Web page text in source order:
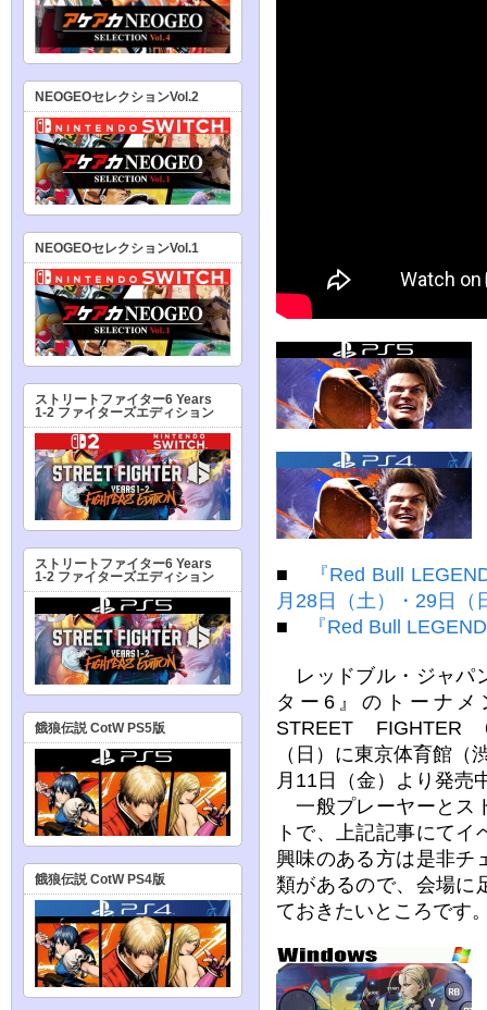
■
『Red Bull
月28日（土）・29日（
■
『Red Bull
レッドブル・ジャパ
ター6』のトーナ
STREET FIGHTER
（日）に東京体育館
月11日（金）より発売
一般プレーヤーとス
トで、上記記事にて
興味のある方は是非チ
類があるので、会場に
ておきたいところです
NEOGEOセレクションVol.2
NEOGEOセレクションVol.1
ストリートファイター6 Years
1-2 ファイターズエディション
ストリートファイター6 Years
1-2 ファイターズエディション
餓狼伝説 CotW PS5版
餓狼伝説 CotW PS4版